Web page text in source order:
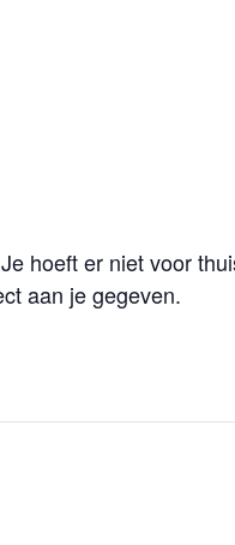
hoeft er niet voor
aan je gegeven.